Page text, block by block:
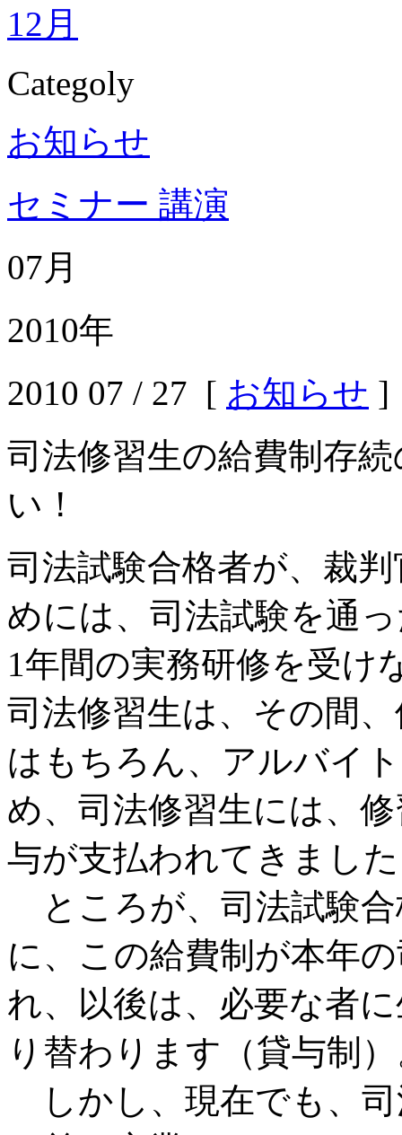
12月
Categoly
お知らせ
セミナー 講演
07月
2010年
2010 07 / 27 [ お知らせ ]
司法修習生の給費制存
い！
司法試験合格者が、裁
めには、司法試験を通
1年間の実務研修を受け
司法修習生は、その間
はもちろん、アルバイ
め、司法修習生には、
与が支払われてきまし
ところが、司法試験
に、この給費制が本年
れ、以後は、必要な者
り替わります（貸与制
しかし、現在でも、